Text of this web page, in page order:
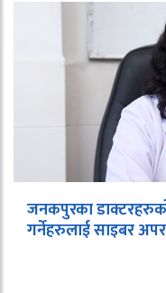
जनकपुरका डाक्टरहरुको
गर्नेहरुलाई साइबर